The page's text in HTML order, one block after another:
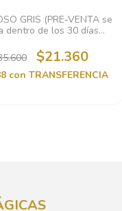
GRIS (PRE-VENTA se
dentro de los 30 días
$21.360
con TRANSFERENCIA